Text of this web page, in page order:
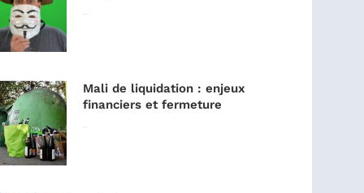
Mali de liquidation : enjeux
financiers et fermeture